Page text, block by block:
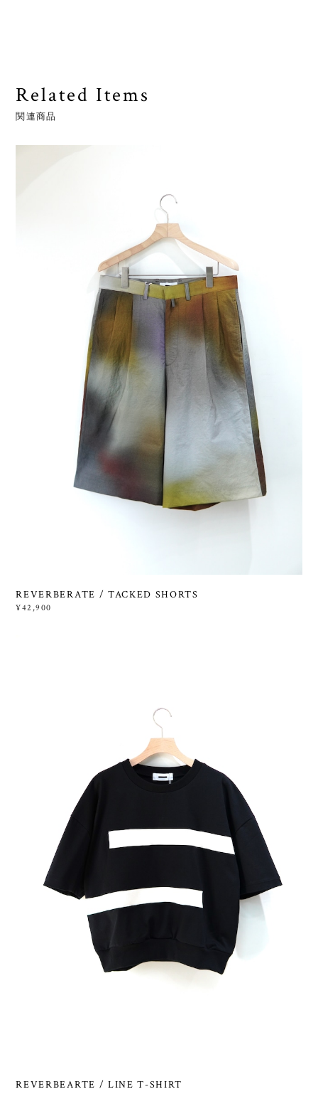
Related Items
関連商品
REVERBERATE / TACKED SHORTS
¥42,900
REVERBEARTE / LINE T-SHIRT